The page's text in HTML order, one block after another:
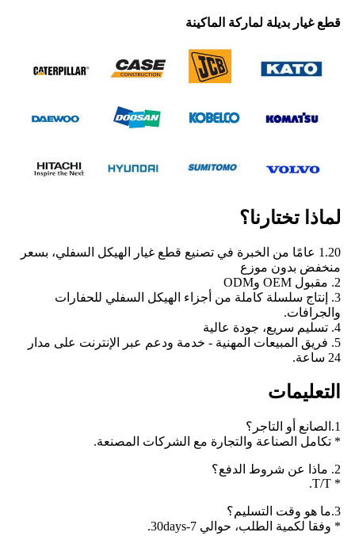
قطع غيار بديلة لماركة الماكينة
لماذا تختارنا؟
1.20 عامًا من الخبرة في تصنيع قطع غيار الهيكل السفلي، بسعر
منخفض بدون موزع
2. مقبول OEM وODM
3. إنتاج سلسلة كاملة من أجزاء الهيكل السفلي للحفارات
والجرافات.
4. تسليم سريع، جودة عالية
5. فريق المبيعات المهنية - خدمة ودعم عبر الإنترنت على مدار
24 ساعة.
التعليمات
1.الصانع أو التاجر؟
* تكامل الصناعة والتجارة مع الشركات المصنعة.
2. ماذا عن شروط الدفع؟
* T/T.
3.ما هو وقت التسليم؟
* وفقا لكمية الطلب، حوالي 7-30days.